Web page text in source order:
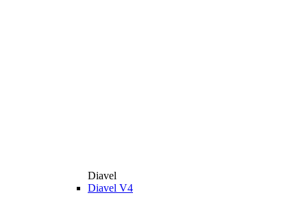
Diavel
Diavel V4